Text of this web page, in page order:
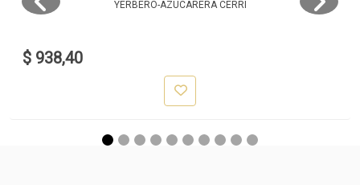
YERBERO-AZUCARERA CERRI
$ 938,40